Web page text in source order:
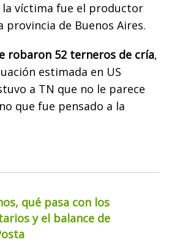
víctima fue el productor
provincia de Buenos Aires.
robaron 52 terneros de cría,
estimada en US
a TN que no le parece
que fue pensado a la
qué pasa con los
y el balance de